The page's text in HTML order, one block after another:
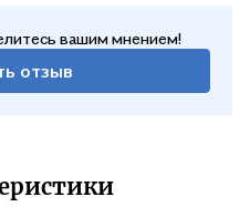
вашим мнением!
отзыв